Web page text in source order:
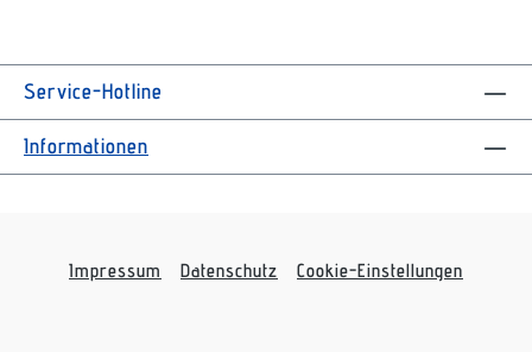
Service-Hotline
Informationen
Impressum Datenschutz Cookie-Einstellungen